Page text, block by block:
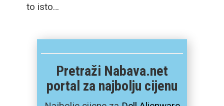
to isto…
Pretraži Nabava.net
portal za najbolju cijenu